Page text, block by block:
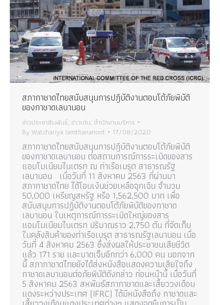
สภากาชาดไทยสนับสนุนการปฎิบัติงานตอบโต้ภัยพิบัติ
ของกาชาดเลบานอน
ข่าวประชาสัมพันธ์, ข่าวเด่น, สำนักงานบริหาร
By Watchariya Iamthananont 17/08/2020
สภากาชาดไทยสนับสนุนการปฎิบัติงานตอบโต้ภัยพิบัติ
ของกาชาดเลบานอน ต่อสถานการณ์การระเบิดของสาร
แอมโมเนียมไนเตรท ณ ท่าเรือเบรุต สาธารณรัฐ
เลบานอน เมื่อวันที่ 11 สิงหาคม 2563 ที่ผ่านมา
สภากาชาดไทย ได้โอนเงินช่วยเหลือฉุกเฉิน จำนวน
50,000 เหรียญสหรัฐ หรือ 1,562,500 บาท เพื่อ
สนับสนุนการปฏิบัติงานตอบโต้ภัยพิบัติของกาชาด
เลบานอน ในเหตุการณ์การระเบิดใหญ่ของสาร
แอมโมเนียมไนเตรท ปริมาณราว 2,750 ตัน ที่จัดเก็บ
ในคลังสินค้าของท่าเรือเบรุต สาธารณรัฐเลบานอน เมื่อ
วันที่ 4 สิงหาคม 2563 ซึ่งส่งผลให้ประชาชนเสียชีวิต
แล้ว 171 ราย และบาดเจ็บอีกกว่า 6,000 คน นอกจาก
นี้ สภากาชาดไทยยังได้ส่งหนังสือแสดงความเสียใจถึง
กาชาดเลบานอนต่อภัยพิบัติดังกล่าว ก่อนหน้านี้ เมื่อวันที่
5 สิงหาคม 2563 สหพันธ์สภากาชาดและเสี้ยววงเดือน
แดงระหว่างประเทศ (IFRC) ได้มีหนังสือถึง กาชาดและ